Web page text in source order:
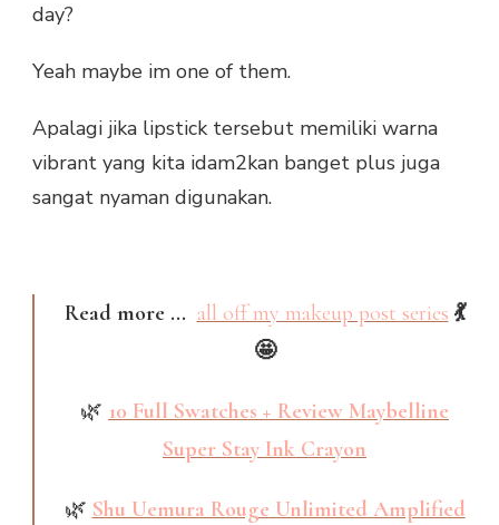
day?
Yeah maybe im one of them.
Apalagi jika lipstick tersebut memiliki warna
vibrant yang kita idam2kan banget plus juga
sangat nyaman digunakan.
Read more ... all off my makeup post series 💃
🤩
🌿 10 Full Swatches + Review Maybelline
Super Stay Ink Crayon
🌿 Shu Uemura Rouge Unlimited Amplified